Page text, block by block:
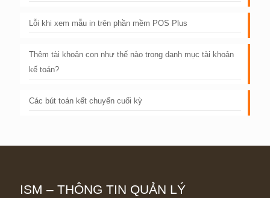
Lỗi khi xem mẫu in trên phần mềm POS Plus
Thêm tài khoản con như thế nào trong danh mục tài khoản
kế toán?
Các bút toán kết chuyển cuối kỳ
ISM – THÔNG TIN QUẢN LÝ